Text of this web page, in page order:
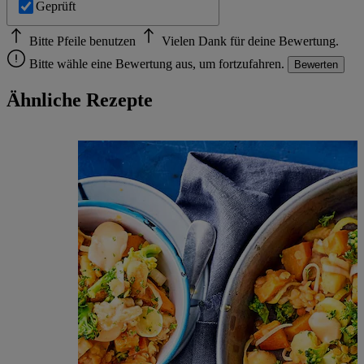
Geprüft
Bitte Pfeile benutzen
Vielen Dank für deine Bewertung.
Bitte wähle eine Bewertung aus, um fortzufahren.
Bewerten
Ähnliche Rezepte